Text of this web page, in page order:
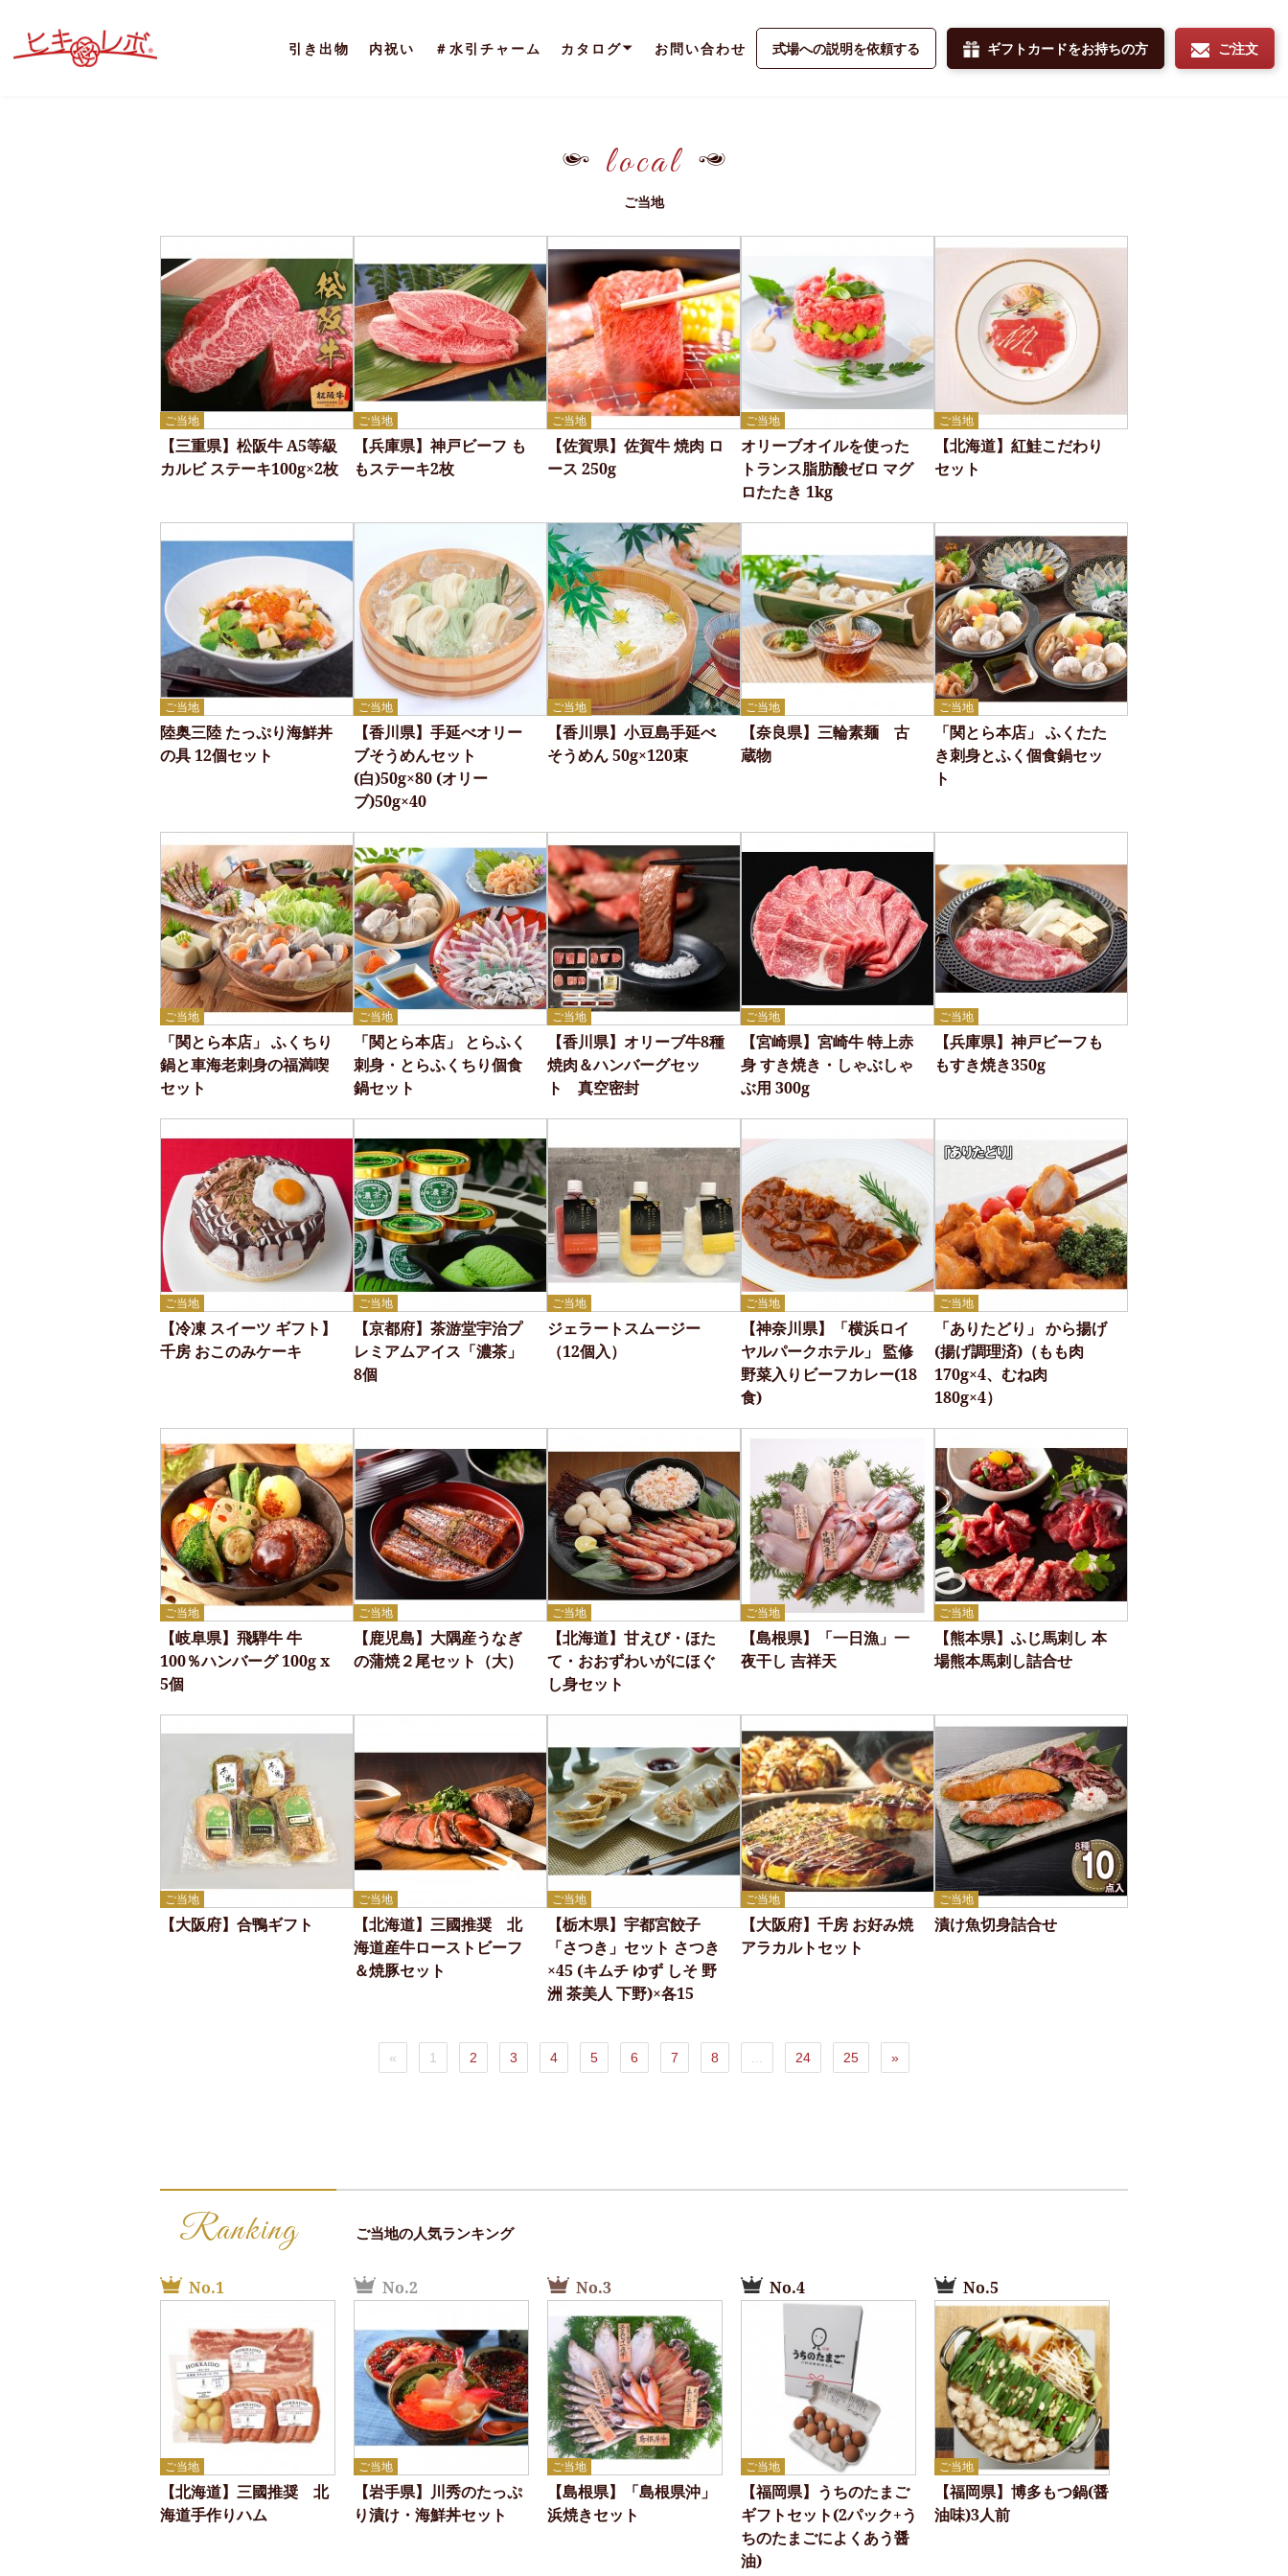
引き出物 内祝い ＃水引チャーム カタログ お問い合わせ 式場への説明を依頼する ギフトカードをお持ちの方 ご注文
local
ご当地
ご当地
【三重県】松阪牛 A5等級
カルビ ステーキ100g×2枚
ご当地
【兵庫県】神戸ビーフ も
もステーキ2枚
ご当地
【佐賀県】佐賀牛 焼肉 ロ
ース 250g
ご当地
オリーブオイルを使った
トランス脂肪酸ゼロ マグ
ロたたき 1kg
ご当地
【北海道】紅鮭こだわり
セット
ご当地
陸奥三陸 たっぷり海鮮丼
の具 12個セット
ご当地
【香川県】手延べオリー
ブそうめんセット
(白)50g×80 (オリー
ブ)50g×40
ご当地
【香川県】小豆島手延べ
そうめん 50g×120束
ご当地
【奈良県】三輪素麺 古
蔵物
ご当地
「関とら本店」 ふくたた
き刺身とふく個食鍋セッ
ト
ご当地
「関とら本店」 ふくちり
鍋と車海老刺身の福満喫
セット
ご当地
「関とら本店」 とらふく
刺身・とらふくちり個食
鍋セット
ご当地
【香川県】オリーブ牛8種
焼肉＆ハンバーグセッ
ト 真空密封
ご当地
【宮崎県】宮崎牛 特上赤
身 すき焼き・しゃぶしゃ
ぶ用 300g
ご当地
【兵庫県】神戸ビーフも
もすき焼き350g
ご当地
【冷凍 スイーツ ギフト】
千房 おこのみケーキ
ご当地
【京都府】茶游堂宇治プ
レミアムアイス「濃茶」
8個
ご当地
ジェラートスムージー
（12個入）
ご当地
【神奈川県】「横浜ロイ
ヤルパークホテル」 監修
野菜入りビーフカレー(18
食)
ご当地
「ありたどり」 から揚げ
(揚げ調理済)（もも肉
170g×4、むね肉
180g×4）
ご当地
【岐阜県】飛騨牛 牛
100％ハンバーグ 100g x
5個
ご当地
【鹿児島】大隅産うなぎ
の蒲焼２尾セット（大）
ご当地
【北海道】甘えび・ほた
て・おおずわいがにほぐ
し身セット
ご当地
【島根県】「一日漁」一
夜干し 吉祥天
ご当地
【熊本県】ふじ馬刺し 本
場熊本馬刺し詰合せ
ご当地
【大阪府】合鴨ギフト
ご当地
【北海道】三國推奨 北
海道産牛ローストビーフ
＆焼豚セット
ご当地
【栃木県】宇都宮餃子
「さつき」セット さつき
×45 (キムチ ゆず しそ 野
洲 茶美人 下野)×各15
ご当地
【大阪府】千房 お好み焼
アラカルトセット
ご当地
漬け魚切身詰合せ
« 1 2 3 4 5 6 7 8 ... 24 25 »
Ranking ご当地の人気ランキング
No.1
ご当地
【北海道】三國推奨 北
海道手作りハム
No.2
ご当地
【岩手県】川秀のたっぷ
り漬け・海鮮丼セット
No.3
ご当地
【島根県】「島根県沖」
浜焼きセット
No.4
ご当地
【福岡県】うちのたまご
ギフトセット(2パック+う
ちのたまごによくあう醤
油)
No.5
ご当地
【福岡県】博多もつ鍋(醤
油味)3人前